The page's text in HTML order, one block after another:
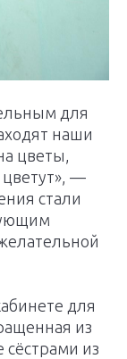
для
наши
цветы,
цветут», —
стали
для
из
сёстрами из